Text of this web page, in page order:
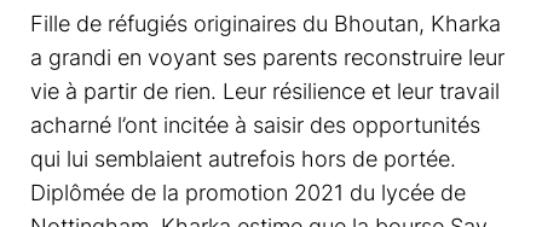
Fille de réfugiés originaires du Bhoutan, Kharka
a grandi en voyant ses parents reconstruire leur
vie à partir de rien. Leur résilience et leur travail
acharné l’ont incitée à saisir des opportunités
qui lui semblaient autrefois hors de portée.
Diplômée de la promotion 2021 du lycée de